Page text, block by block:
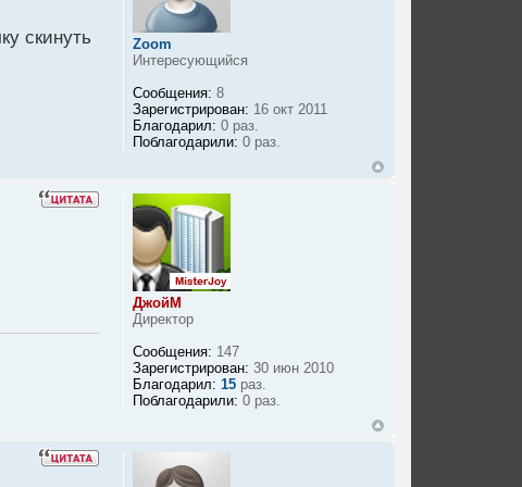
скинуть
Zoom
Интересующийся
Сообщения: 8
Зарегистрирован: 16 окт 2011
Благодарил: 0 раз.
Поблагодарили: 0 раз.
ДжойМ
Директор
Сообщения: 147
Зарегистрирован: 30 июн 2010
Благодарил: 15 раз.
Поблагодарили: 0 раз.